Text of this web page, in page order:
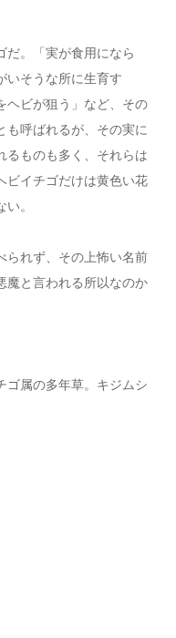
だ。「実が食用になら
いそうな所に生育す
ヘビが狙う」など、その
も呼ばれるが、その実に
るものも多く、それらは
ビイチゴだけは黄色い花
。
られず、その上怖い名前
魔と言われる所以なのか
ゴ属の多年草。キジムシ